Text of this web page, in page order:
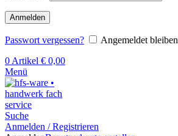
Anmelden
Passwort vergessen?
Angemeldet bleiben
0 Artikel € 0,00
Menü
Suche
Anmelden / Registrieren